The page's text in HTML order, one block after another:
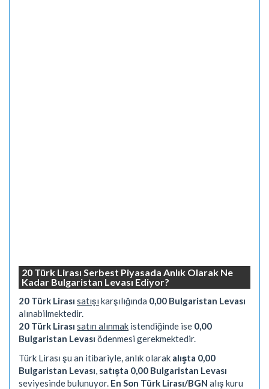
20 Türk Lirası Serbest Piyasada Anlık Olarak Ne
Kadar Bulgaristan Levası Ediyor?
20 Türk Lirası satışı karşılığında 0,00 Bulgaristan Levası
alınabilmektedir.
20 Türk Lirası satın alınmak istendiğinde ise 0,00
Bulgaristan Levası ödenmesi gerekmektedir.
Türk Lirası şu an itibariyle, anlık olarak alışta 0,00
Bulgaristan Levası satışta 0,00 Bulgaristan Levası
seviyesinde bulunuyor. En Son Türk Lirası/BGN alış kuru